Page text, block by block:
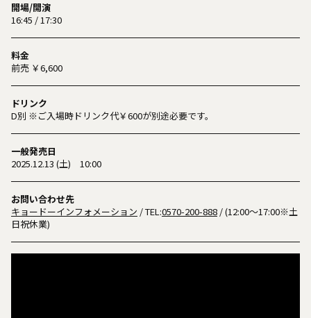
開場/開演
16:45 / 17:30
料金
前売 ￥6,600
ドリンク
D別 ※ご入場時ドリンク代￥600が別途必要です。
一般発売日
2025.12.13 (土) 10:00
お問い合わせ先
キョードーインフォメーション / TEL:0570-200-888 / (12:00〜17:00※土
日祝休業)